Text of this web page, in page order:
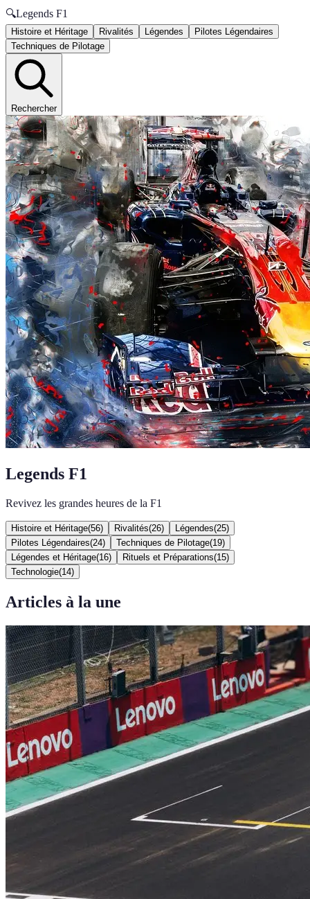
🔍Legends F1
Histoire et Héritage Rivalités Légendes
Pilotes Légendaires
Techniques de Pilotage
Rechercher
Legends F1
Revivez les grandes heures de la F1
Histoire et Héritage(56) Rivalités(26) Légendes(25)
Pilotes Légendaires(24) Techniques de Pilotage(19)
Légendes et Héritage(16) Rituels et Préparations(15)
Technologie(14)
Articles à la une